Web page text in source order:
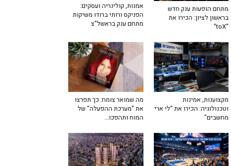
אמנות, קולינריה ועסקים:
הפניקס ורותי ברודו משיקות
מתחם ענק בראשל"צ
מתחם הופעות ענק חדש
בראשון לציון: הכירו את
"toX"
מה שמואר צומח: כך תפרצו
את "מערכת ההפעלה" של
המוח ותהפכו...
מקצוענות, אמינות
וטכנולוגיה: הכירו את "לי ארי
מחשבים"